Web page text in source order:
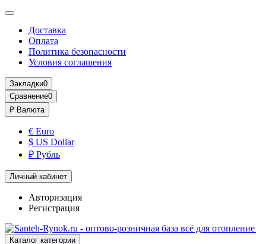
Доставка
Оплата
Политика безопасности
Условия соглашения
Закладки0
Сравнение0
₽ Валюта
€ Euro
$ US Dollar
₽ Рубль
Личный кабинет
Авторизация
Регистрация
Каталог категории